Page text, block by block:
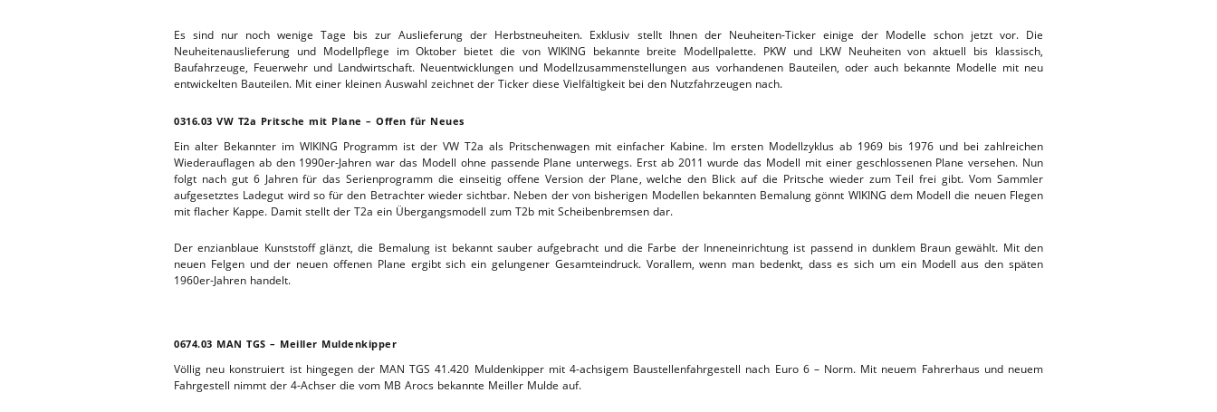
ERSATZTEIL-SERVICE
HEBEBÜHNE 2020
HEBEBÜHNE 2019
HEBEBÜHNE 2018
Es sind nur noch wenige Tage bis zur Auslieferung der Herbstneuheiten. Exklusiv stellt Ihnen der Neuheiten-Ticker einige der Modelle schon jetzt vor. Die
Neuheitenauslieferung und Modellpflege im Oktober bietet die von WIKING bekannte breite Modellpalette. PKW und LKW Neuheiten von aktuell bis klassisch,
Baufahrzeuge, Feuerwehr und Landwirtschaft. Neuentwicklungen und Modellzusammenstellungen aus vorhandenen Bauteilen, oder auch bekannte Modelle mit neu
entwickelten Bauteilen. Mit einer kleinen Auswahl zeichnet der Ticker diese Vielfältigkeit bei den Nutzfahrzeugen nach.
0316.03 VW T2a Pritsche mit Plane – Offen für Neues
Ein alter Bekannter im WIKING Programm ist der VW T2a als Pritschenwagen mit einfacher Kabine. Im ersten Modellzyklus ab 1969 bis 1976 und bei zahlreichen
Wiederauflagen ab den 1990er-Jahren war das Modell ohne passende Plane unterwegs. Erst ab 2011 wurde das Modell mit einer geschlossenen Plane versehen. Nun
folgt nach gut 6 Jahren für das Serienprogramm die einseitig offene Version der Plane, welche den Blick auf die Pritsche wieder zum Teil frei gibt. Vom Sammler
aufgesetztes Ladegut wird so für den Betrachter wieder sichtbar. Neben der von bisherigen Modellen bekannten Bemalung gönnt WIKING dem Modell die neuen Flegen
mit flacher Kappe. Damit stellt der T2a ein Übergangsmodell zum T2b mit Scheibenbremsen dar.
Der enzianblaue Kunststoff glänzt, die Bemalung ist bekannt sauber aufgebracht und die Farbe der Inneneinrichtung ist passend in dunklem Braun gewählt. Mit den
neuen Felgen und der neuen offenen Plane ergibt sich ein gelungener Gesamteindruck. Vorallem, wenn man bedenkt, dass es sich um ein Modell aus den späten
1960er-Jahren handelt.
0674.03 MAN TGS – Meiller Muldenkipper
Völlig neu konstruiert ist hingegen der MAN TGS 41.420 Muldenkipper mit 4-achsigem Baustellenfahrgestell nach Euro 6 – Norm. Mit neuem Fahrerhaus und neuem
Fahrgestell nimmt der 4-Achser die vom MB Arocs bekannte Meiller Mulde auf.